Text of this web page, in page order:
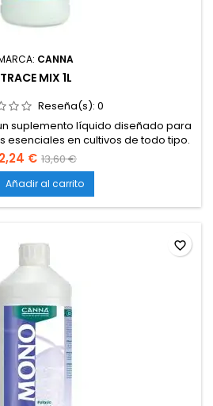
CANNA
TRACE MIX 1L
Reseña(s): 0
un suplemento líquido diseñado para
en cultivos de todo tipo.
se necesitan en cantidades
macronutrientes como el nitrógeno,
imprescindibles para mantener el
plantas y asegurar un desarrollo...
€ 13,60 €
Añadir al carrito
favorite_border